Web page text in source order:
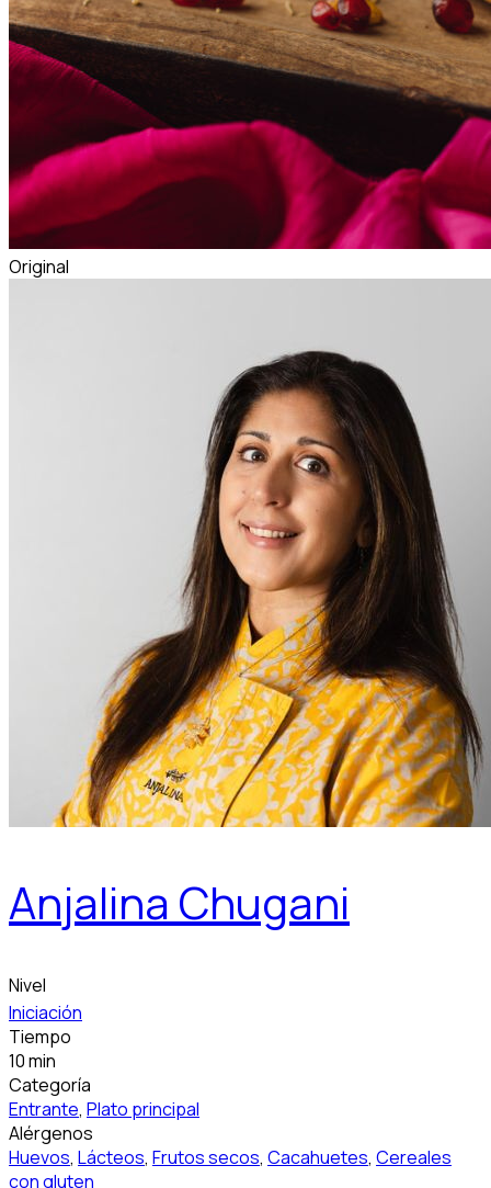
Original
Anjalina Chugani
Nivel
Iniciación
Tiempo
10 min
Categoría
Entrante, Plato principal
Alérgenos
Huevos, Lácteos, Frutos secos, Cacahuetes, Cereales
con gluten